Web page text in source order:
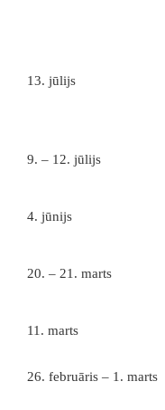
13. jūlijs
9. – 12. jūlijs
4. jūnijs
20. – 21. marts
11. marts
26. februāris – 1. marts